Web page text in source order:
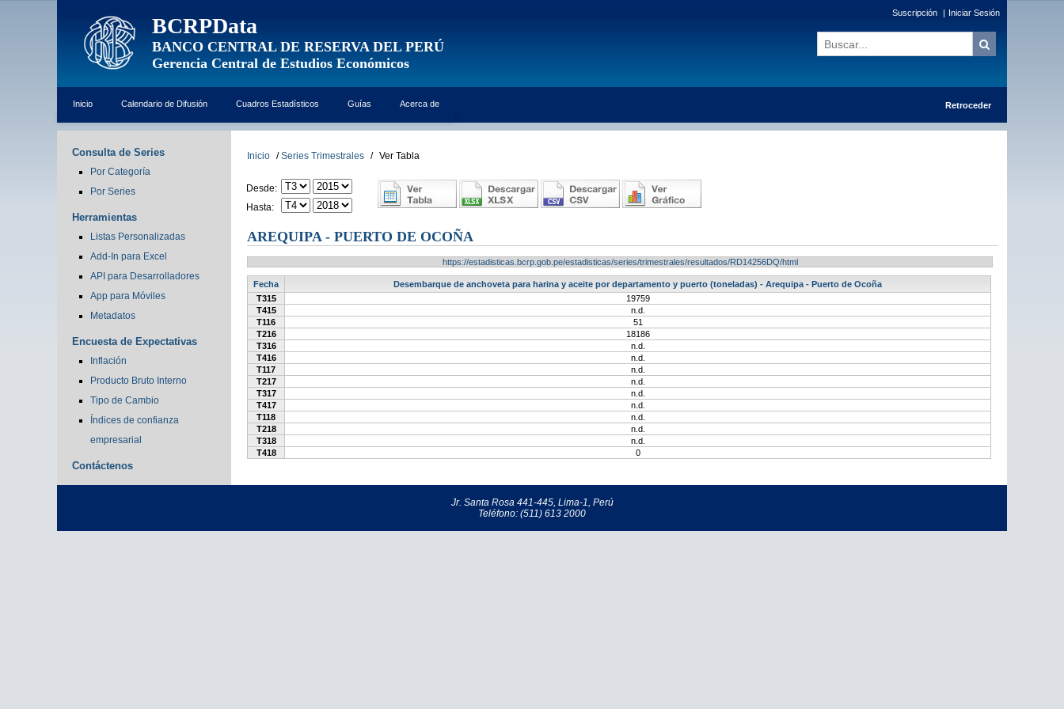
BCRPData
BANCO CENTRAL DE RESERVA DEL PERÚ
Gerencia Central de Estudios Económicos
Suscripción | Iniciar Sesión
Inicio Calendario de Difusión Cuadros Estadísticos Guías Acerca de Retroceder
Consulta de Series
Por Categoría
Por Series
Herramientas
Listas Personalizadas
Add-In para Excel
API para Desarrolladores
App para Móviles
Metadatos
Encuesta de Expectativas
Inflación
Producto Bruto Interno
Tipo de Cambio
Índices de confianza
empresarial
Contáctenos
Inicio / Series Trimestrales / Ver Tabla
Desde:
Hasta:
AREQUIPA - PUERTO DE OCOÑA
https://estadisticas.bcrp.gob.pe/estadisticas/series/trimestrales/resultados/RD14256DQ/html
Fecha
Desembarque de anchoveta para harina y aceite por departamento y puerto (toneladas) - Arequipa - Puerto de Ocoña
T315
19759
T415
n.d.
T116
51
T216
18186
T316
n.d.
T416
n.d.
T117
n.d.
T217
n.d.
T317
n.d.
T417
n.d.
T118
n.d.
T218
n.d.
T318
n.d.
T418
0
Jr. Santa Rosa 441-445, Lima-1, Perú
Teléfono: (511) 613 2000